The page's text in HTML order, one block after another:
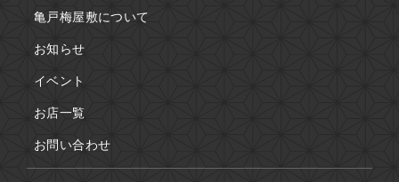
亀戸梅屋敷について
お知らせ
イベント
お店一覧
お問い合わせ